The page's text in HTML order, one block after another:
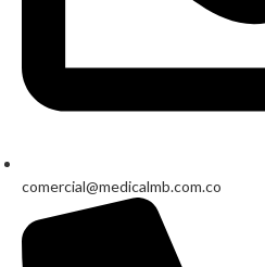
comercial@medicalmb.com.co